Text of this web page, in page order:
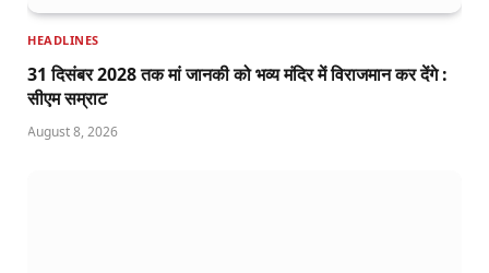
HEADLINES
31 दिसंबर 2028 तक मां जानकी को भव्य मंदिर में विराजमान कर देंगे :
सीएम सम्राट
August 8, 2026